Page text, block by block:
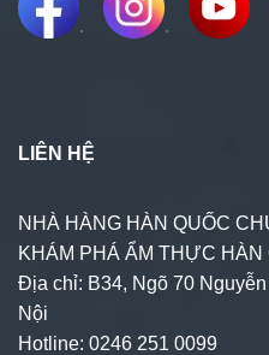
. .
LIÊN HỆ
NHÀ HÀNG HÀN QUỐC
KHÁM PHÁ ẨM THỰC
Địa chỉ: B34, Ngõ 70
Nội
Hotline: 0246 251 0099